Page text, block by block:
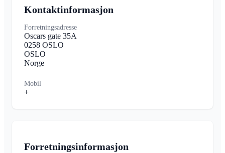
Kontaktinformasjon
Forretningsadresse
Oscars gate 35A
0258 OSLO
OSLO
Norge
Mobil
+
Forretningsinformasjon